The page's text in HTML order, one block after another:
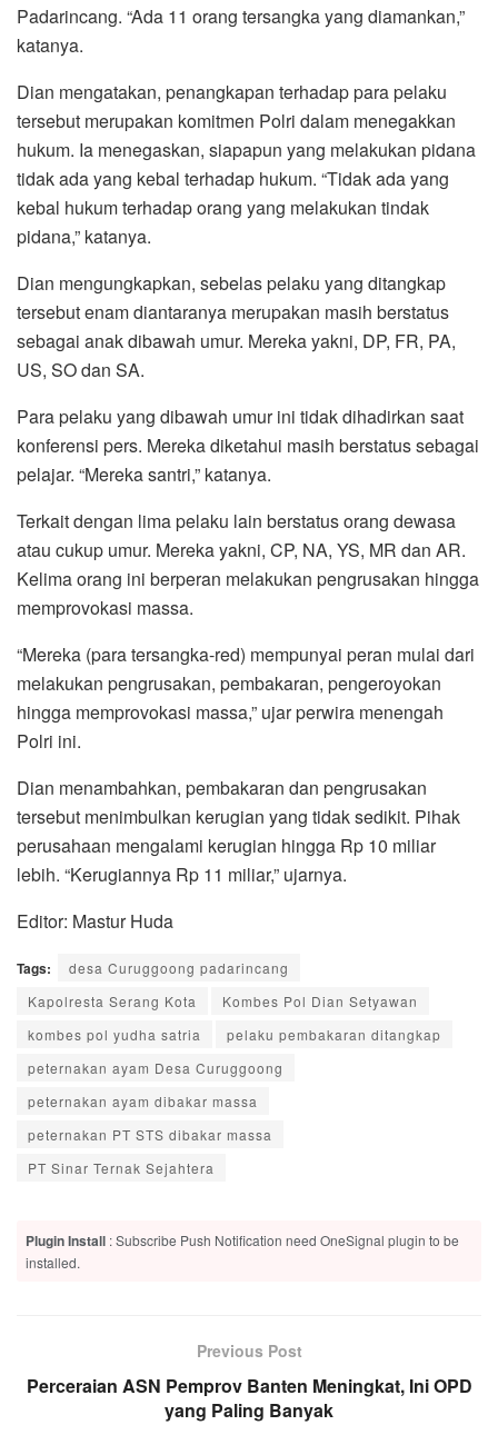
Padarincang. “Ada 11 orang tersangka yang diamankan,”
katanya.
Dian mengatakan, penangkapan terhadap para pelaku
tersebut merupakan komitmen Polri dalam menegakkan
hukum. Ia menegaskan, siapapun yang melakukan pidana
tidak ada yang kebal terhadap hukum. “Tidak ada yang
kebal hukum terhadap orang yang melakukan tindak
pidana,” katanya.
Dian mengungkapkan, sebelas pelaku yang ditangkap
tersebut enam diantaranya merupakan masih berstatus
sebagai anak dibawah umur. Mereka yakni, DP, FR, PA,
US, SO dan SA.
Para pelaku yang dibawah umur ini tidak dihadirkan saat
konferensi pers. Mereka diketahui masih berstatus sebagai
pelajar. “Mereka santri,” katanya.
Terkait dengan lima pelaku lain berstatus orang dewasa
atau cukup umur. Mereka yakni, CP, NA, YS, MR dan AR.
Kelima orang ini berperan melakukan pengrusakan hingga
memprovokasi massa.
“Mereka (para tersangka-red) mempunyai peran mulai dari
melakukan pengrusakan, pembakaran, pengeroyokan
hingga memprovokasi massa,” ujar perwira menengah
Polri ini.
Dian menambahkan, pembakaran dan pengrusakan
tersebut menimbulkan kerugian yang tidak sedikit. Pihak
perusahaan mengalami kerugian hingga Rp 10 miliar
lebih. “Kerugiannya Rp 11 miliar,” ujarnya.
Editor: Mastur Huda
Tags:
desa Curuggoong padarincang
Kapolresta Serang Kota
Kombes Pol Dian Setyawan
kombes pol yudha satria
pelaku pembakaran ditangkap
peternakan ayam Desa Curuggoong
peternakan ayam dibakar massa
peternakan PT STS dibakar massa
PT Sinar Ternak Sejahtera
Plugin Install : Subscribe Push Notification need OneSignal plugin to be
installed.
Previous Post
Perceraian ASN Pemprov Banten Meningkat, Ini OPD
yang Paling Banyak